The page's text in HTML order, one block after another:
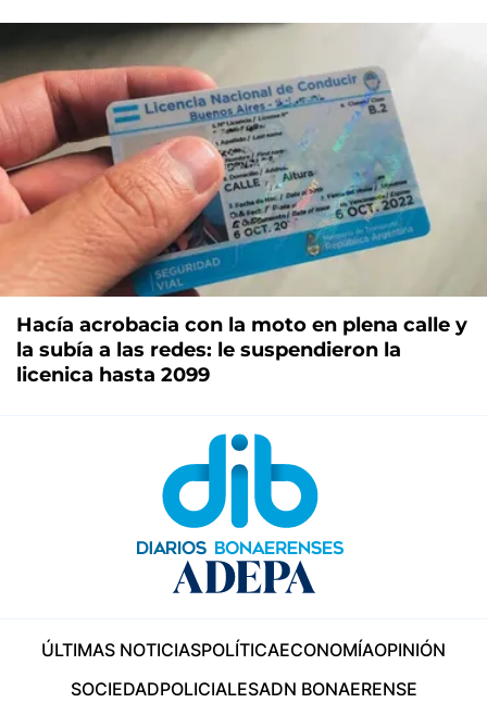
Hacía acrobacia con la moto en plena calle y
la subía a las redes: le suspendieron la
licenica hasta 2099
ÚLTIMAS NOTICIASPOLÍTICAECONOMÍAOPINIÓN
SOCIEDADPOLICIALESADN BONAERENSE